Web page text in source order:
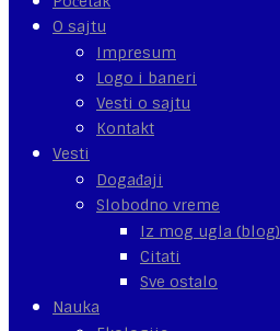
O sajtu
Impresum
Logo i baneri
Vesti o sajtu
Kontakt
Vesti
Događaji
Slobodno vreme
Iz mog ugla (blog)
Citati
Sve ostalo
Nauka